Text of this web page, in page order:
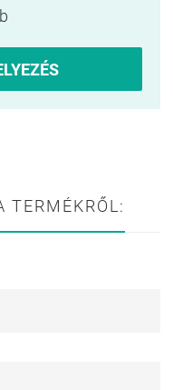
TERMÉKRŐL: